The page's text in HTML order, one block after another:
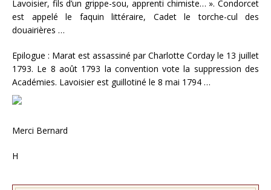
Lavoisier, fils d’un grippe-sou, apprenti chimiste… ». Condorcet
est appelé le faquin littéraire, Cadet le torche-cul des
douairières …
Epilogue : Marat est assassiné par Charlotte Corday le 13 juillet
1793. Le 8 août 1793 la convention vote la suppression des
Académies. Lavoisier est guillotiné le 8 mai 1794 …
Merci Bernard
H